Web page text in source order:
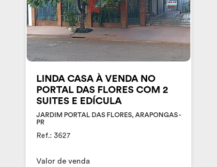
LINDA CASA À VENDA NO
PORTAL DAS FLORES COM 2
SUITES E EDÍCULA
JARDIM PORTAL DAS FLORES, ARAPONGAS -
PR
Ref.: 3627
Valor de venda